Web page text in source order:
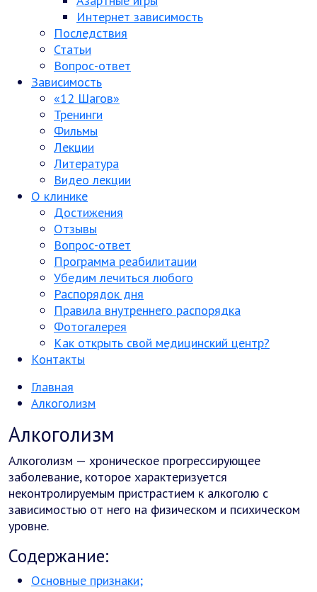
Интернет зависимость
Последствия
Статьи
Вопрос-ответ
Зависимость
«12 Шагов»
Тренинги
Фильмы
Лекции
Литература
Видео лекции
О клинике
Достижения
Отзывы
Вопрос-ответ
Программа реабилитации
Убедим лечиться любого
Распорядок дня
Правила внутреннего распорядка
Фотогалерея
Как открыть свой медицинский центр?
Контакты
Главная
Алкоголизм
Алкоголизм
Алкоголизм — хроническое прогрессирующее
заболевание, которое характеризуется
неконтролируемым пристрастием к алкоголю с
зависимостью от него на физическом и психическом
уровне.
Содержание:
Основные признаки;